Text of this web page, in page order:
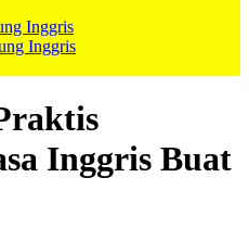
Inggris
Inggris
Inggris Buat